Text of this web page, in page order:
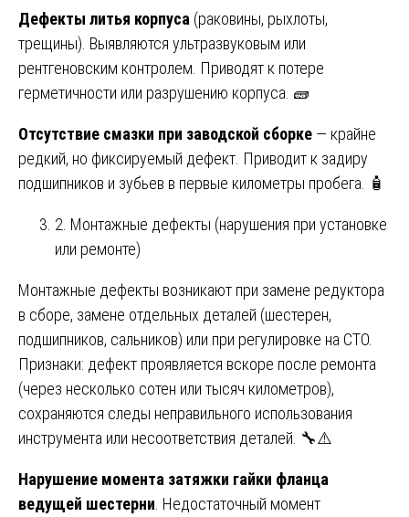
Дефекты литья корпуса (раковины, рыхлоты,
трещины). Выявляются ультразвуковым или
рентгеновским контролем. Приводят к потере
герметичности или разрушению корпуса. 🧱
Отсутствие смазки при заводской сборке — крайне
редкий, но фиксируемый дефект. Приводит к задиру
подшипников и зубьев в первые километры пробега. 🧴
2. Монтажные дефекты (нарушения при установке
или ремонте)
Монтажные дефекты возникают при замене редуктора
в сборе, замене отдельных деталей (шестерен,
подшипников, сальников) или при регулировке на СТО.
Признаки: дефект проявляется вскоре после ремонта
(через несколько сотен или тысяч километров),
сохраняются следы неправильного использования
инструмента или несоответствия деталей. 🔧⚠️
Нарушение момента затяжки гайки фланца
ведущей шестерни . Недостаточный момент